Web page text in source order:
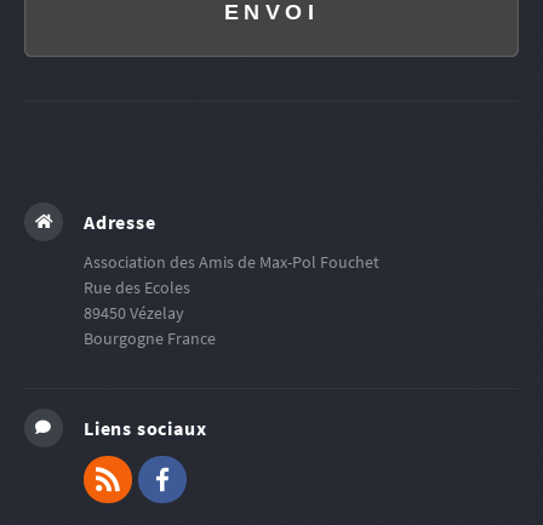
ENVOI
Adresse
Association des Amis de Max-Pol Fouchet
Rue des Ecoles
89450Vézelay
Bourgogne France
Liens sociaux